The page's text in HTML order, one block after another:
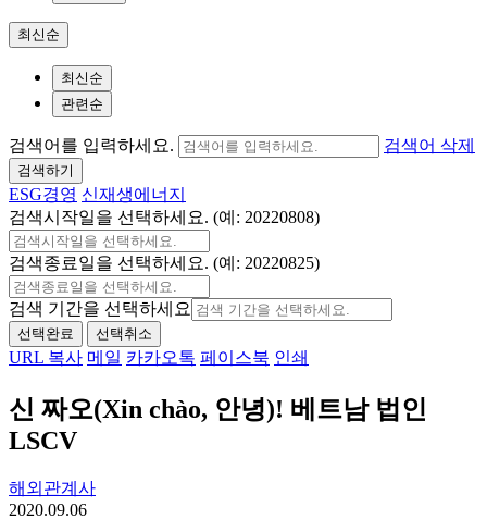
최신순
최신순
관련순
검색어를 입력하세요. 검색어 삭제
검색하기
ESG경영 신재생에너지
검색시작일을 선택하세요. (예: 20220808)
검색종료일을 선택하세요. (예: 20220825)
검색 기간을 선택하세요
선택완료 선택취소
URL 복사 메일 카카오톡 페이스북 인쇄
신 짜오(Xin chào, 안녕)! 베트남 법인
LSCV
해외관계사
2020.09.06